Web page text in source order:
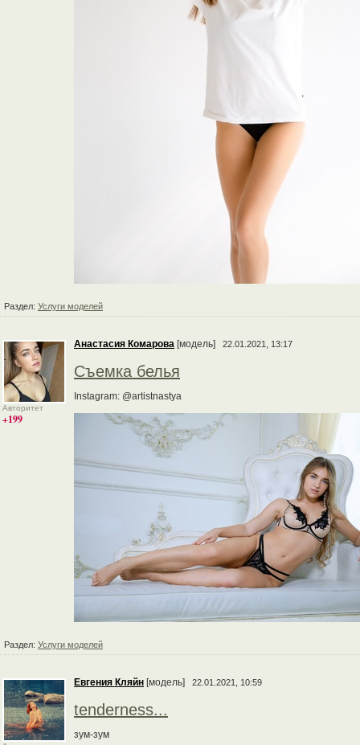
Раздел: Услуги моделей
Авторитет
+199
Анастасия Комарова [модель] 22.01.2021, 13:17
Съемка белья
Instagram: @artistnastya
Раздел: Услуги моделей
Евгения Кляйн [модель] 22.01.2021, 10:59
tenderness...
зум-зум